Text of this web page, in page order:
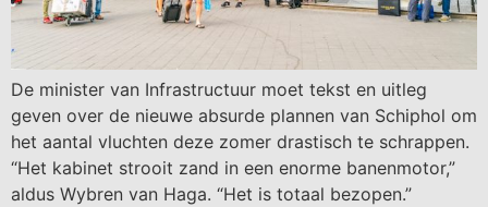
De minister van Infrastructuur moet tekst en uitleg
geven over de nieuwe absurde plannen van Schiphol om
het aantal vluchten deze zomer drastisch te schrappen.
“Het kabinet strooit zand in een enorme banenmotor,”
aldus Wybren van Haga. “Het is totaal bezopen.”